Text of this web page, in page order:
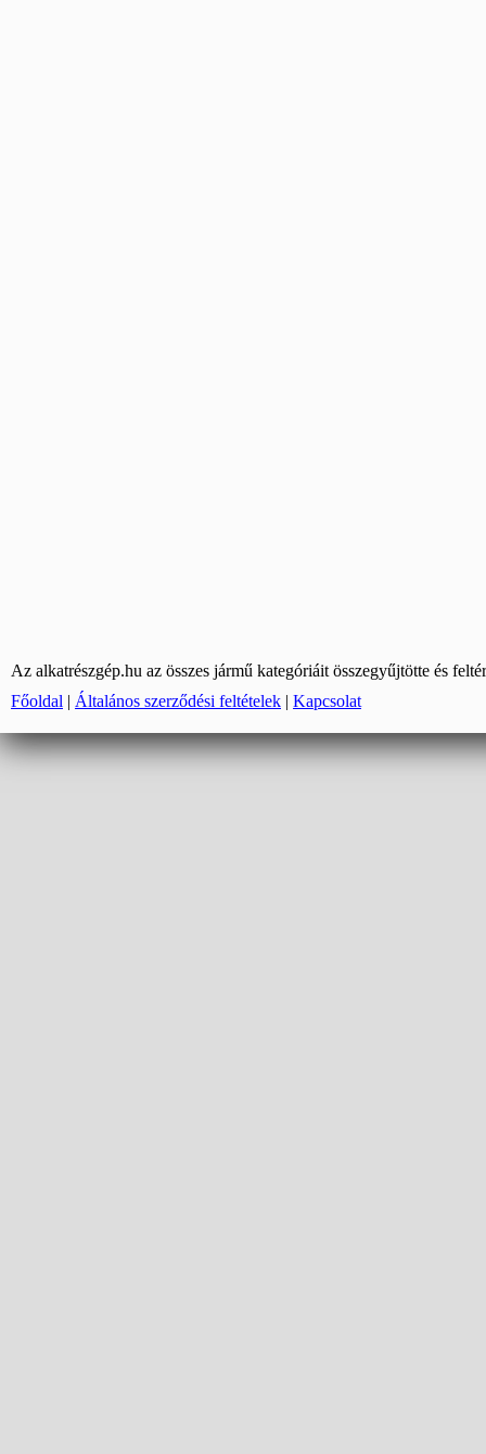
Az alkatrészgép.hu az összes jármű kategóriáit összegyűjtötte és
Főoldal | Általános szerződési feltételek | Kapcsolat